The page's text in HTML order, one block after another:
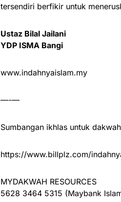
tersendiri berfikir untuk
Ustaz Bilal Jailani
YDP ISMA Bangi
www.indahnyaislam.my
—-—
Sumbangan ikhlas untuk
https://www.billplz.com/
MYDAKWAH RESOURCES
5628 3464 5315 (Maybank